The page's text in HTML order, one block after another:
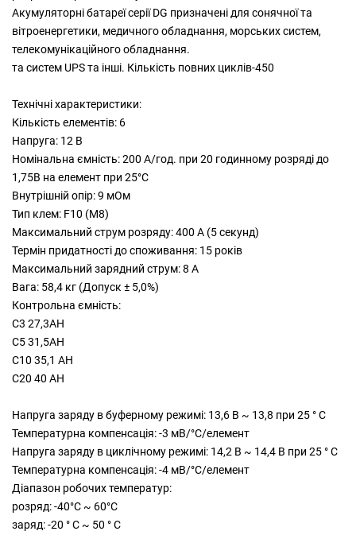
Акумуляторні батареї серії DG призначені для сонячної та
вітроенергетики, медичного обладнання, морських систем,
телекомунікаційного обладнання.
та систем UPS та інші. Кількість повних циклів-450
Технічні характеристики:
Кількість елементів: 6
Напруга: 12 В
Номінальна ємність: 200 A/год. при 20 годинному розряді до
1,75В на елемент при 25°C
Внутрішній опір: 9 мОм
Тип клем: F10 (M8)
Максимальний струм розряду: 400 А (5 секунд)
Термін придатності до споживання: 15 років
Максимальний зарядний струм: 8 A
Вага: 58,4 кг (Допуск ± 5,0%)
Контрольна ємність:
C3 27,3AH
C5 31,5AH
C10 35,1 AH
C20 40 AH
Напруга заряду в буферному режимі: 13,6 В ~ 13,8 при 25 ° С
Температурна компенсація: -3 мВ/°C/елемент
Напруга заряду в циклічному режимі: 14,2 В ~ 14,4 В при 25 ° С
Температурна компенсація: -4 мВ/°C/елемент
Діапазон робочих температур:
розряд: -40°C ~ 60°C
заряд: -20 ° C ~ 50 ° C